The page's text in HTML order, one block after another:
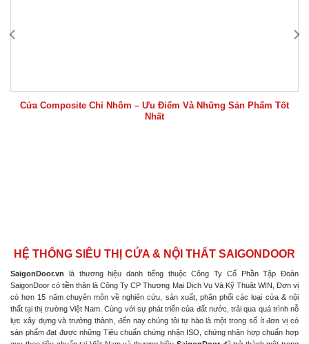
Cửa Composite Chỉ Nhôm – Ưu Điểm Và Những Sản Phẩm Tốt
Nhất
HỆ THỐNG SIÊU THỊ CỬA & NỘI THẤT SAIGONDOOR
SaigonDoor.vn là thương hiệu danh tiếng thuộc Công Ty Cổ Phần Tập Đoàn
SaigonDoor có tiền thân là Công Ty CP Thương Mại Dịch Vụ Và Kỹ Thuật WIN, Đơn vị
có hơn 15 năm chuyên môn về nghiên cứu, sản xuất, phân phối các loại cửa & nội
thất tại thị trường Việt Nam. Cùng với sự phát triển của đất nước, trải qua quá trình nỗ
lực xây dựng và trưởng thành, đến nay chúng tôi tự hào là một trong số ít đơn vị có
sản phẩm đạt được những Tiêu chuẩn chứng nhận ISO, chứng nhận hợp chuẩn hợp